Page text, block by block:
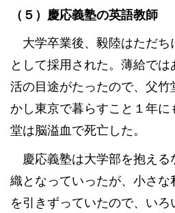
（５）慶応義塾の英語教師
大学卒業後、毅陸はただ
として採用された。薄給で
活の目途がたったので、父竹
かし東京で暮らすこと１年
堂は脳溢血で死亡した。
慶応義塾は大学部を抱え
織となっていったが、小さ
を引きずっていたので、いろ